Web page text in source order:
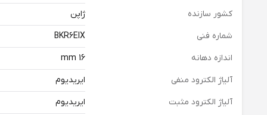
کشور سازنده
ژاپن
شماره فنی
BKR6EIX
اندازه دهانه
16 mm
آلیاژ الکترود منفی
ایریدیوم
آلیاژ الکترود مثبت
ایریدیوم